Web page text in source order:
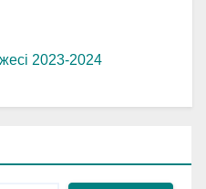
2023-2024